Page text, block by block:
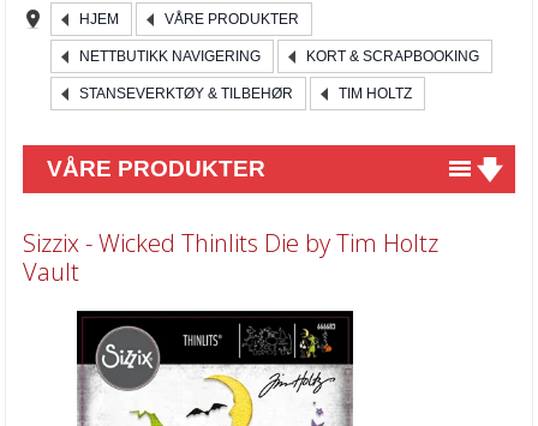
HJEM VÅRE PRODUKTER
NETTBUTIKK NAVIGERING KORT & SCRAPBOOKING
STANSEVERKTØY & TILBEHØR TIM HOLTZ
VÅRE PRODUKTER
Tilbud
Kurs & aktiviteter
Kort & Scrapbooking
Sizzix - Wicked Thinlits Die by Tim Holtz
Vault